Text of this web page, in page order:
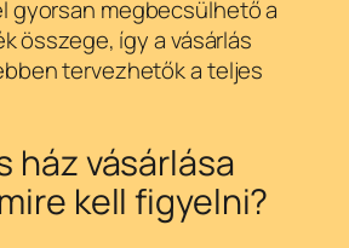
gyorsan megbecsülhető a
összege, így a vásárlás
tervezhetők a teljes
ház vásárlása
kell figyelni?